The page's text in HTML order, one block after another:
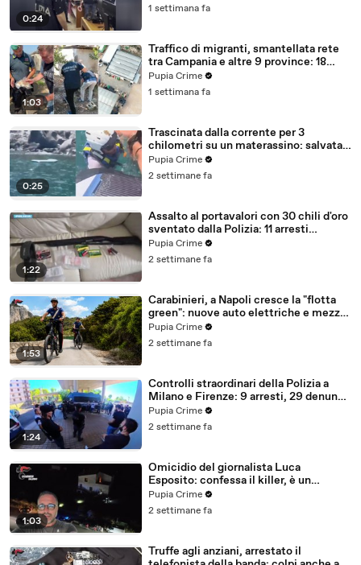
0:24
1 settimana fa
1:03
Traffico di migranti, smantellata rete
tra Campania e altre 9 province: 18
arresti (27.07.26)
Pupia Crime
1 settimana fa
0:25
Trascinata dalla corrente per 3
chilometri su un materassino: salvata
dalla Polizia (25.07.26)
Pupia Crime
2 settimane fa
1:22
Assalto al portavalori con 30 chili d'oro
sventato dalla Polizia: 11 arresti
(25.07.26)
Pupia Crime
2 settimane fa
1:53
Carabinieri, a Napoli cresce la "flotta
green": nuove auto elettriche e mezzi
sostenibili anche sulle isole (25.07.26)
Pupia Crime
2 settimane fa
1:24
Controlli straordinari della Polizia a
Milano e Firenze: 9 arresti, 29 denunce
e oltre 7mila persone identificate
(25.07.26)
Pupia Crime
2 settimane fa
1:03
Omicidio del giornalista Luca
Esposito: confessa il killer, è un
26enne tunisino (25.07.26)
Pupia Crime
2 settimane fa
Truffe agli anziani, arrestato il